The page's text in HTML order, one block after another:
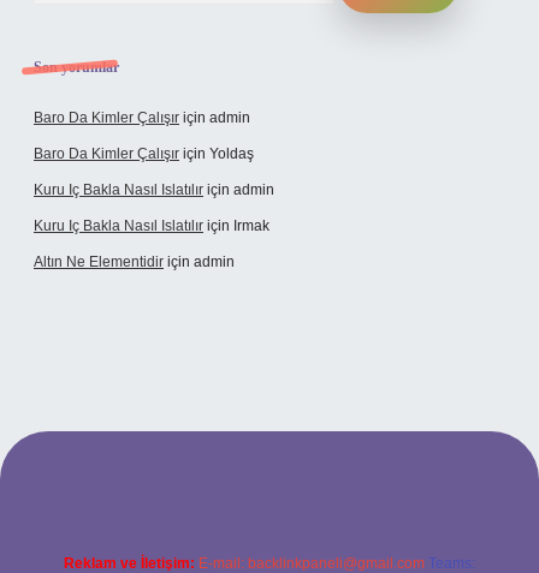
Son yorumlar
Baro Da Kimler Çalışır için admin
Baro Da Kimler Çalışır için Yoldaş
Kuru Iç Bakla Nasıl Islatılır için admin
Kuru Iç Bakla Nasıl Islatılır için Irmak
Altın Ne Elementidir için admin
Reklam ve İletişim: E-mail: backlinkpaneli@gmail.com Teams: